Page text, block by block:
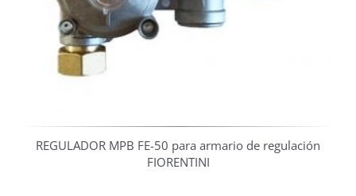
REGULADOR MPB FE-50 para armario de regulación
FIORENTINI